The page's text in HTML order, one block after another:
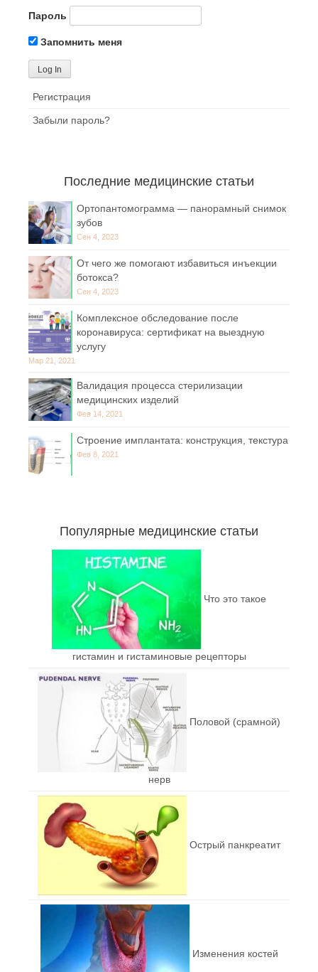
Пароль
Запомнить меня
Регистрация
Забыли пароль?
Последние медицинские статьи
Ортопантомограмма — панорамный снимок
зубов
Сен 4, 2023
От чего же помогают избавиться инъекции
ботокса?
Сен 4, 2023
Комплексное обследование после
коронавируса: сертификат на выездную
услугу
Мар 21, 2021
Валидация процесса стерилизации
медицинских изделий
Фев 14, 2021
Строение имплантата: конструкция, текстура
Фев 8, 2021
Популярные медицинские статьи
Что это такое
гистамин и гистаминовые рецепторы
Половой (срамной)
нерв
Острый панкреатит
Изменения костей